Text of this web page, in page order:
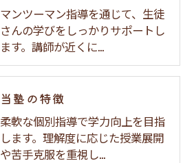
マンツーマン指導を通じて、生徒
さんの学びをしっかりサポートし
ます。講師が近くに…
当塾の特徴
柔軟な個別指導で学力向上を目指
します。理解度に応じた授業展開
や苦手克服を重視し…